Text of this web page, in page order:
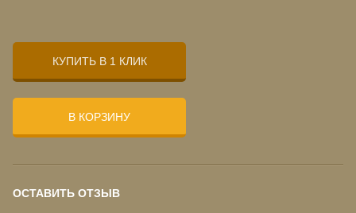
КУПИТЬ В 1 КЛИК
В КОРЗИНУ
ОСТАВИТЬ ОТЗЫВ